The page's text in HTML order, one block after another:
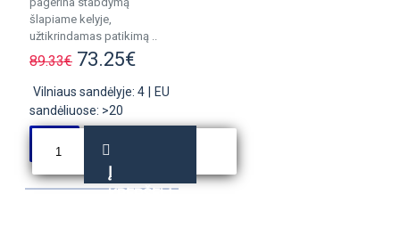
šlapiame kelyje,
užtikrindamas patikimą ..
89.33€ 73.25€
Vilniaus sandėlyje: 4
EU
sandėliuose: >20
Į
KREPŠELĮ